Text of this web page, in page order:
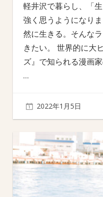
軽井沢で暮らし、「
強く思うようになり
然に生きる。そんな
きたい。 世界的に大
ズ』で知られる漫画
…
2022年1月5日